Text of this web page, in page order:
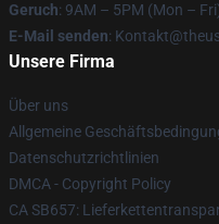
Geruch: 9AM – 5PM (Mon –
E-Mail senden:
Unsere Firma
Über uns
Allgemeine
Datenschutzrichtlinien
DMCA - Copyright Policy
CA SB657: